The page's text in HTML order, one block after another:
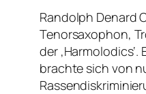
Randolph Denard
Tenorsaxophon,
der
brachte sich von